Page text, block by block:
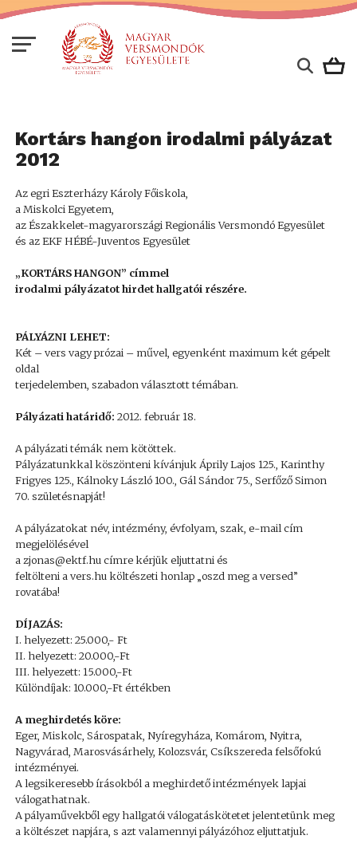
Kortárs hangon irodalmi pályázat
2012
Az egri Eszterházy Károly Főiskola,
a Miskolci Egyetem,
az Északkelet-magyarországi Regionális Versmondó Egyesület
és az EKF HÉBÉ-Juventos Egyesület
„KORTÁRS HANGON” címmel
irodalmi pályázatot hirdet hallgatói részére.
PÁLYÁZNI LEHET:
Két – vers vagy prózai – művel, egyenként maximum két gépelt
oldal
terjedelemben, szabadon választott témában.
Pályázati határidő: 2012. február 18.
A pályázati témák nem kötöttek.
Pályázatunkkal köszönteni kívánjuk Áprily Lajos 125., Karinthy
Frigyes 125., Kálnoky László 100., Gál Sándor 75., Serfőző Simon
70. születésnapját!
A pályázatokat név, intézmény, évfolyam, szak, e-mail cím
megjelölésével
a zjonas@ektf.hu címre kérjük eljuttatni és
feltölteni a vers.hu költészeti honlap „oszd meg a versed”
rovatába!
DÍJAZÁS:
I. helyezett: 25.000,- Ft
II. helyezett: 20.000,-Ft
III. helyezett: 15.000,-Ft
Különdíjak: 10.000,-Ft értékben
A meghirdetés köre:
Eger, Miskolc, Sárospatak, Nyíregyháza, Komárom, Nyitra,
Nagyvárad, Marosvásárhely, Kolozsvár, Csíkszereda felsőfokú
intézményei.
A legsikeresebb írásokból a meghirdető intézmények lapjai
válogathatnak.
A pályaművekből egy hallgatói válogatáskötetet jelentetünk meg
a költészet napjára, s azt valamennyi pályázóhoz eljuttatjuk.